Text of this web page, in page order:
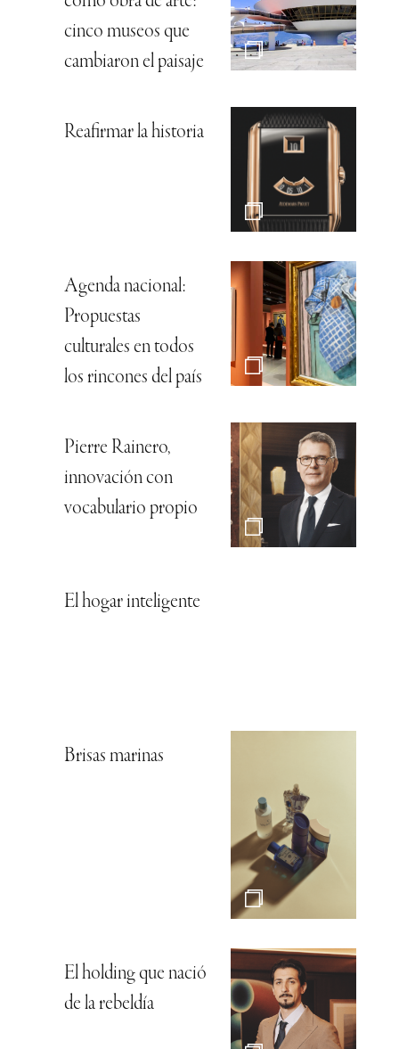
cinco museos que
cambiaron el paisaje
Reafirmar la historia
Agenda nacional:
Propuestas
culturales en todos
los rincones del país
Pierre Rainero,
innovación con
vocabulario propio
El hogar inteligente
Brisas marinas
El holding que nació
de la rebeldía